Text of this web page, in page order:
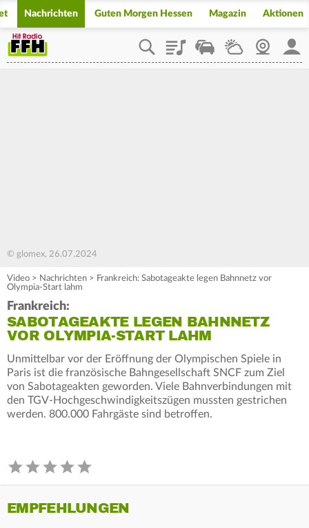
Nachrichten Guten Morgen Hessen Magazin Aktionen
PlaylistStaupilotWetterWebcam
© glomex, 26.07.2024
Video > Nachrichten > Frankreich: Sabotageakte legen Bahnnetz vor
Olympia-Start lahm
Frankreich:
SABOTAGEAKTE LEGEN BAHNNETZ
VOR OLYMPIA-START LAHM
Unmittelbar vor der Eröffnung der Olympischen Spiele in
Paris ist die französische Bahngesellschaft SNCF zum Ziel
von Sabotageakten geworden. Viele Bahnverbindungen mit
den TGV-Hochgeschwindigkeitszügen mussten gestrichen
werden. 800.000 Fahrgäste sind betroffen.
EMPFEHLUNGEN